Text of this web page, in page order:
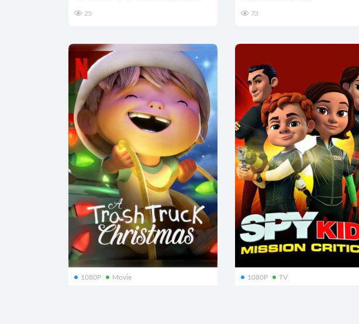
25 73
1080P Movie 1080P TV